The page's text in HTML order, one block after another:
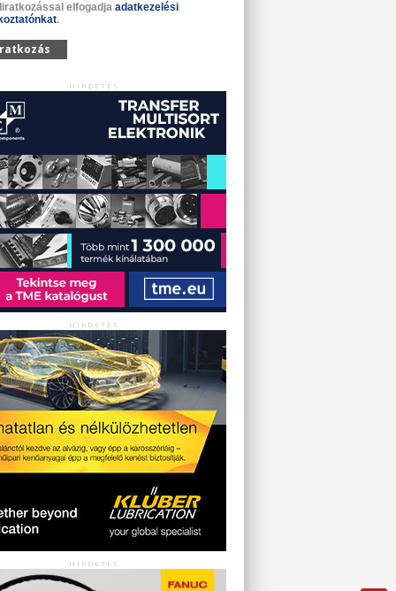
elfogadja adatkezelési
.
HIRDETÉS
HIRDETÉS
HIRDETÉS